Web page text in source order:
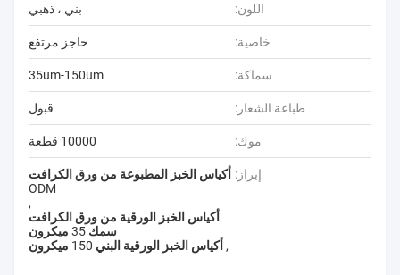
اللون: بني ، ذهبي
خاصية: حاجز مرتفع
سماكة: 35um-150um
طباعة الشعار: قبول
موك: 10000 قطعة
إبراز: أكياس الخبز المطبوعة من ورق الكرافت
ODM
,
أكياس الخبز الورقية من ورق الكرافت
سمك 35 ميكرون
, أكياس الخبز الورقية البني 150 ميكرون